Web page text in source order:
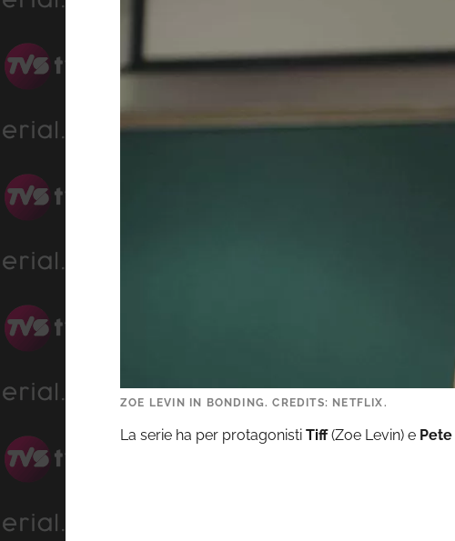
ZOE LEVIN IN BONDING. CREDITS: NETFLIX.
La serie ha per protagonisti Tiff(Zoe Levin) e Pete